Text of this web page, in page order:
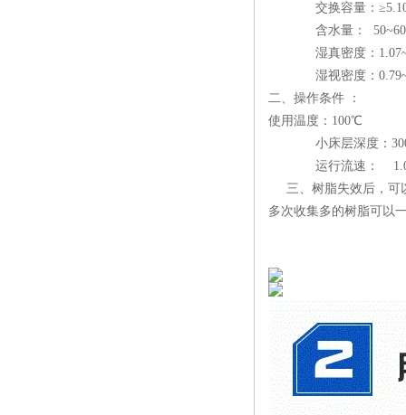
交换容量：
含水量：
湿真密度：
湿视密度：
二、操作条件 ：
使用温度：100℃
小床层深度：
运行流速： 1.0-
三、树脂失效后，可
多次收集多的树脂可以